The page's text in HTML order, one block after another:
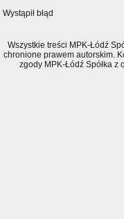
Wystąpił błąd
Wszystkie treści MPK-Łódź
chronione prawem autorskim.
zgody MPK-Łódź Spółka z